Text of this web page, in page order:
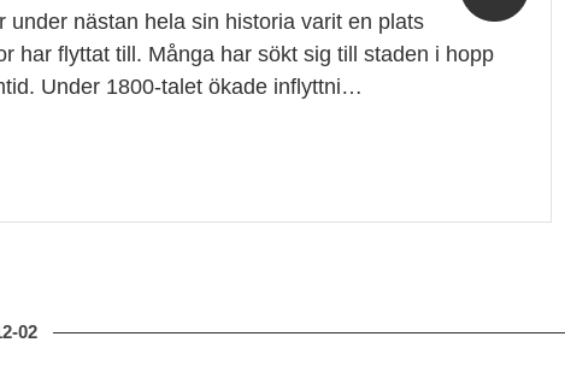
under nästan hela sin historia varit en plats
har flyttat till. Många har sökt sig till staden i hopp
Under 1800-talet ökade inflyttni…
02